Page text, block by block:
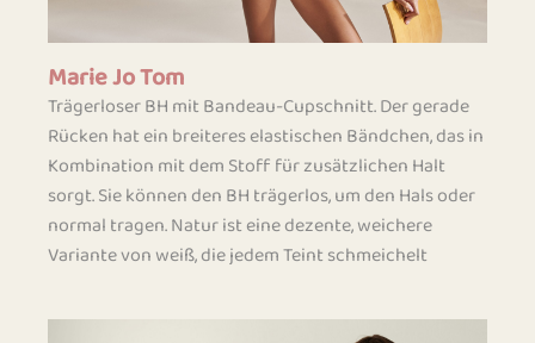
Marie Jo Tom
Trägerloser BH mit Bandeau-Cupschnitt. Der gerade
Rücken hat ein breiteres elastischen Bändchen, das in
Kombination mit dem Stoff für zusätzlichen Halt
sorgt. Sie können den BH trägerlos, um den Hals oder
normal tragen. Natur ist eine dezente, weichere
Variante von weiß, die jedem Teint schmeichelt